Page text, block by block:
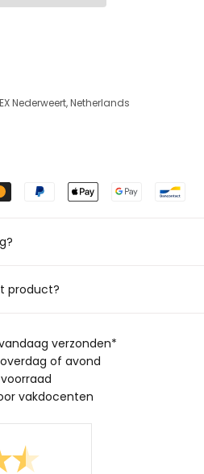
Nederweert, Netherlands
product?
verzonden*
of avond
vakdocenten